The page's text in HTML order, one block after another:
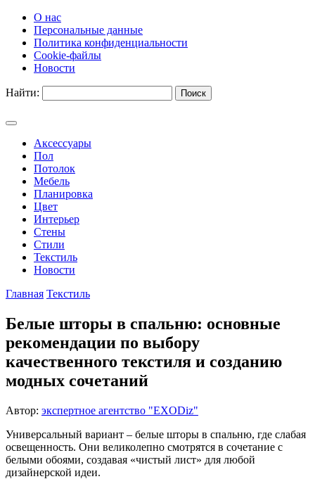
О нас
Персональные данные
Политика конфиденциальности
Cookie-файлы
Новости
Найти:
Аксессуары
Пол
Потолок
Мебель
Планировка
Цвет
Интерьер
Стены
Стили
Текстиль
Новости
Главная Текстиль
Белые шторы в спальню: основные
рекомендации по выбору
качественного текстиля и созданию
модных сочетаний
Автор: экспертное агентство "EXODiz"
Универсальный вариант – белые шторы в спальню, где слабая
освещенность. Они великолепно смотрятся в сочетание с
белыми обоями, создавая «чистый лист» для любой
дизайнерской идеи.